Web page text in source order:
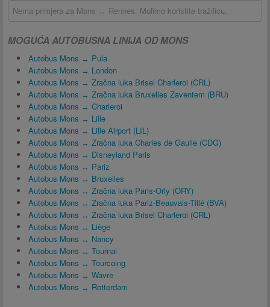
Nema primjera za Mons ↔ Rennes. Molimo koristite tražilicu.
MOGUĆA AUTOBUSNA LINIJA OD MONS
Autobus Mons ↔ Pula
Autobus Mons ↔ London
Autobus Mons ↔ Zračna luka Brisel Charleroi (CRL)
Autobus Mons ↔ Zračna luka Bruxelles Zaventem (BRU)
Autobus Mons ↔ Charleroi
Autobus Mons ↔ Lille
Autobus Mons ↔ Lille Airport (LIL)
Autobus Mons ↔ Zračna luka Charles de Gaulle (CDG)
Autobus Mons ↔ Disneyland Paris
Autobus Mons ↔ Pariz
Autobus Mons ↔ Bruxelles
Autobus Mons ↔ Zračna luka Paris-Orly (ORY)
Autobus Mons ↔ Zračna luka Pariz-Beauvais-Tillé (BVA)
Autobus Mons ↔ Zračna luka Brisel Charleroi (CRL)
Autobus Mons ↔ Liège
Autobus Mons ↔ Nancy
Autobus Mons ↔ Tournai
Autobus Mons ↔ Tourcoing
Autobus Mons ↔ Wavre
Autobus Mons ↔ Rotterdam